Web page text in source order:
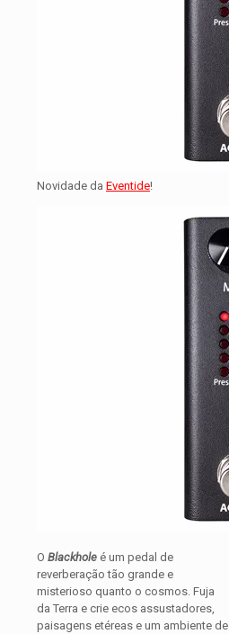
Novidade da Eventide!
O Blackhole é um pedal de
reverberação tão grande e
misterioso quanto o cosmos. Fuja
da Terra e crie ecos assustadores,
paisagens etéreas e um ambiente de